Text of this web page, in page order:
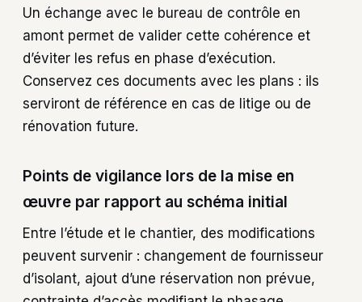
Un échange avec le bureau de contrôle en
amont permet de valider cette cohérence et
d’éviter les refus en phase d’exécution.
Conservez ces documents avec les plans : ils
serviront de référence en cas de litige ou de
rénovation future.
Points de vigilance lors de la mise en
œuvre par rapport au schéma initial
Entre l’étude et le chantier, des modifications
peuvent survenir : changement de fournisseur
d’isolant, ajout d’une réservation non prévue,